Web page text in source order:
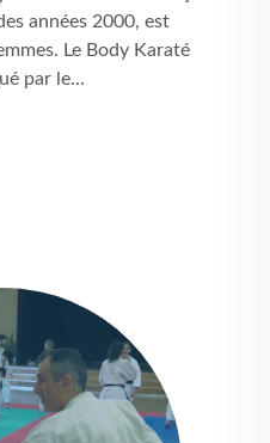
années 2000, est
Le Body Karaté
par le...